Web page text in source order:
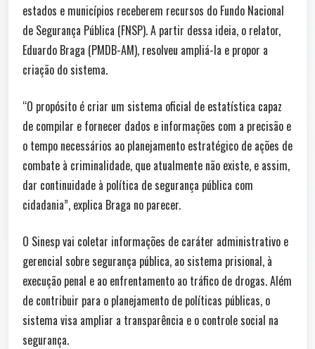
estados e municípios receberem recursos do Fundo Nacional
de Segurança Pública (FNSP). A partir dessa ideia, o relator,
Eduardo Braga (PMDB-AM), resolveu ampliá-la e propor a
criação do sistema.
“O propósito é criar um sistema oficial de estatística capaz
de compilar e fornecer dados e informações com a precisão e
o tempo necessários ao planejamento estratégico de ações de
combate à ­criminalidade, que atualmente não existe, e assim,
dar continuidade à política de segurança pública com
cidadania”, explica Braga no parecer.
O Sinesp vai coletar informações de caráter administrativo e
gerencial sobre segurança pública, ao sistema prisional, à
execução penal e ao enfrentamento ao tráfico de drogas. Além
de contribuir para o planejamento de políticas públicas, o
sistema visa ampliar a transparência e o controle social na
segurança.